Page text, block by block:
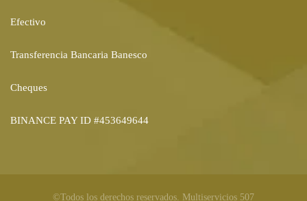
Efectivo
Transferencia Bancaria Banesco
Cheques
BINANCE PAY ID #453649644
©Todos los derechos reservados. Multiservicios 507